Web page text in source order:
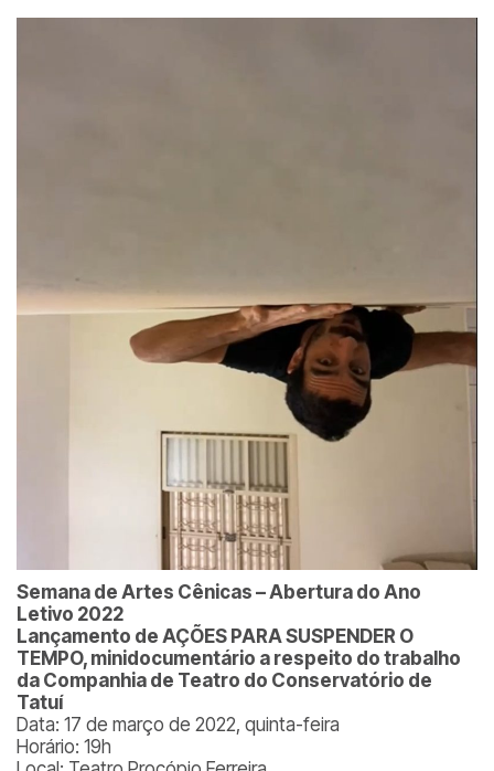
Semana de Artes Cênicas – Abertura do Ano
Letivo 2022
Lançamento de AÇÕES PARA SUSPENDER O
TEMPO, minidocumentário a respeito do trabalho
da Companhia de Teatro do Conservatório de
Tatuí
Data: 17 de março de 2022, quinta-feira
Horário: 19h